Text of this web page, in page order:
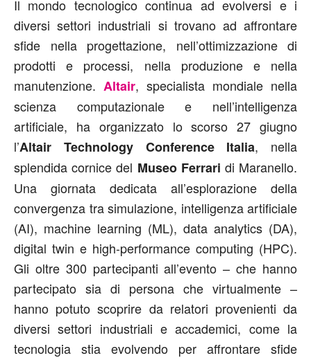
Il mondo tecnologico continua ad evolversi e i
diversi settori industriali si trovano ad affrontare
sfide nella progettazione, nell’ottimizzazione di
prodotti e processi, nella produzione e nella
manutenzione. Altair, specialista mondiale nella
scienza computazionale e nell’intelligenza
artificiale, ha organizzato lo scorso 27 giugno
l’Altair Technology Conference Italia, nella
splendida cornice del Museo Ferrari di Maranello.
Una giornata dedicata all’esplorazione della
convergenza tra simulazione, intelligenza artificiale
(AI), machine learning (ML), data analytics (DA),
digital twin e high-performance computing (HPC).
Gli oltre 300 partecipanti all’evento – che hanno
partecipato sia di persona che virtualmente –
hanno potuto scoprire da relatori provenienti da
diversi settori industriali e accademici, come la
tecnologia stia evolvendo per affrontare sfide